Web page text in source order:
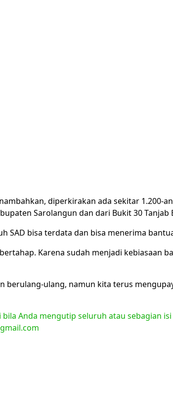
diperkirakan ada sekitar 1.200-
Sarolangun dan dari Bukit 30 Tanjab
SAD bisa terdata dan bisa menerima
Karena sudah menjadi kebiasaan
ulang, namun kita terus
Anda mengutip seluruh atau sebagian